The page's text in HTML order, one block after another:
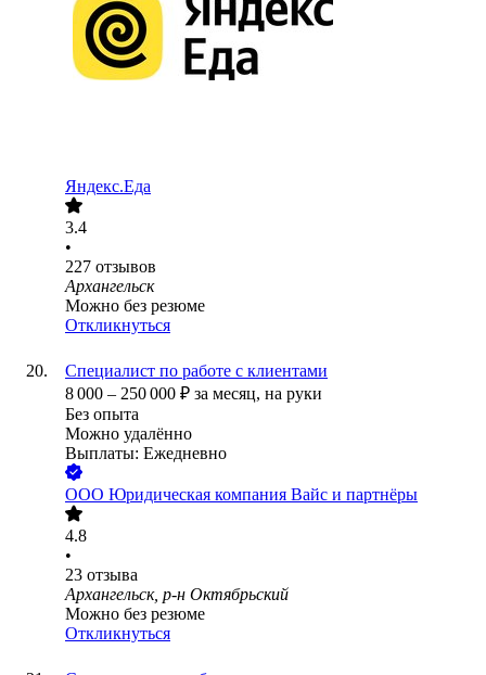
Яндекс.Еда
3.4
•
227 отзывов
Архангельск
Можно без резюме
Откликнуться
Специалист по работе с клиентами
8 000 – 250 000 ₽ за месяц, на руки
Без опыта
Можно удалённо
Выплаты: Ежедневно
ООО Юридическая компания Вайс и партнёры
4.8
•
23 отзыва
Архангельск, р-н Октябрьский
Можно без резюме
Откликнуться